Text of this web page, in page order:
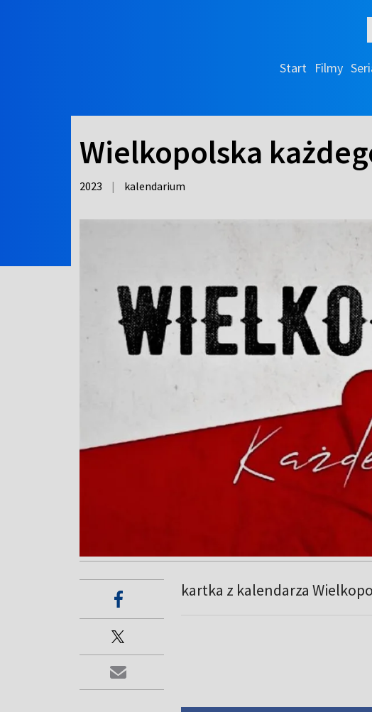
Start Filmy
Wielkopolska
2023 | kalendarium
kartka z kalendarza